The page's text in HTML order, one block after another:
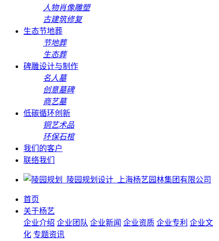
人物肖像雕塑
古建筑修复
生态节地葬
节地葬
生态葬
碑雕设计与制作
名人墓
创意墓碑
商艺墓
低碳循环创新
铜艺术品
环保石棺
我们的客户
联络我们
首页
关于杨艺
企业介绍 企业团队 企业新闻 企业资质 企业专利 企业文
化 专题资讯